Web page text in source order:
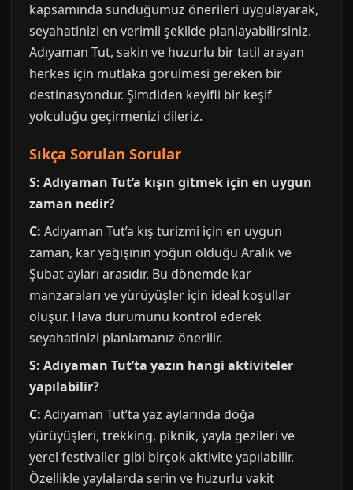
kapsamında sunduğumuz önerileri uygulayarak,
seyahatinizi en verimli şekilde planlayabilirsiniz.
Adıyaman Tut, sakin ve huzurlu bir tatil arayan
herkes için mutlaka görülmesi gereken bir
destinasyondur. Şimdiden keyifli bir keşif
yolculuğu geçirmenizi dileriz.
Sıkça Sorulan Sorular
S: Adıyaman Tut’a kışın gitmek için en uygun
zaman nedir?
C: Adıyaman Tut’a kış turizmi için en uygun
zaman, kar yağışının yoğun olduğu Aralık ve
Şubat ayları arasıdır. Bu dönemde kar
manzaraları ve yürüyüşler için ideal koşullar
oluşur. Hava durumunu kontrol ederek
seyahatinizi planlamanız önerilir.
S: Adıyaman Tut’ta yazın hangi aktiviteler
yapılabilir?
C: Adıyaman Tut’ta yaz aylarında doğa
yürüyüşleri, trekking, piknik, yayla gezileri ve
yerel festivaller gibi birçok aktivite yapılabilir.
Özellikle yaylalarda serin ve huzurlu vakit